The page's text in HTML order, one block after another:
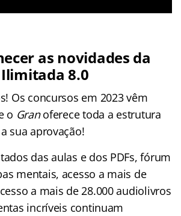
as novidades da
8.0
Os concursos em 2023 vêm
o Granoferece toda a estrutura
sua aprovação!
das aulas e dos PDFs, fórum
mentais, acesso a mais de
a mais de 28.000 audiolivros
incríveis continuam